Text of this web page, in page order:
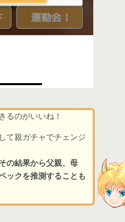
るのがいいね！
て親ガチャでチェンジ
の結果から父親、母
ックを推測することも